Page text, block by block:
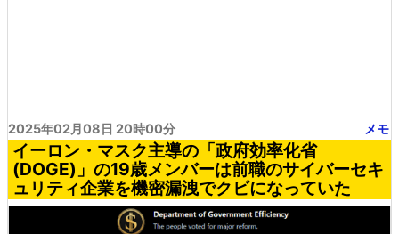
2025年02月08日 20時00分 メモ
イーロン・マスク主導の「政府効率化省
(DOGE)」の19歳メンバーは前職のサイバーセキ
ュリティ企業を機密漏洩でクビになっていた